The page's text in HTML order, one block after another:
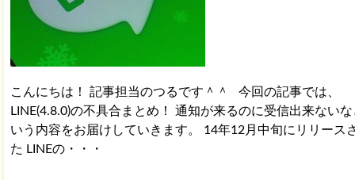
こんにちは！ 記事担当のつるです＾＾ 今回の記事では、
LINE(4.8.0)の不具合まとめ！ 通知が来るのに受信出来ない
いう内容をお届けしていきます。 14年12月中旬にリリース
た LINEの・・・